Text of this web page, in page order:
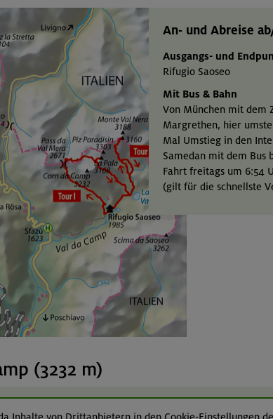
An- und Abreise
Ausgangs- und
Rifugio Saoseo
Mit Bus & Bahn
Von München mit dem
Margrethen, hier
Mal Umstieg in den
Samedan mit dem Bus
Fahrt freitags um 6:54
(gilt für die schnellste
(3232 m)